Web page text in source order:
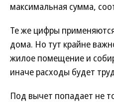
максимальная сумма,
Те же цифры
дома. Но тут крайне
жилое помещение и
иначе расходы будет
Под вычет попадает не